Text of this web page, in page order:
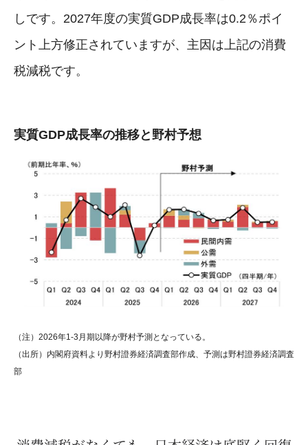
しです。2027年度の実質GDP成長率は0.2％ポイ
ント上方修正されていますが、主因は上記の消費
税減税です。
実質GDP成長率の推移と野村予想
（注）2026年1-3月期以降が野村予測となっている。
（出所）内閣府資料より野村證券経済調査部作成、予測は野村證券経済調査
部